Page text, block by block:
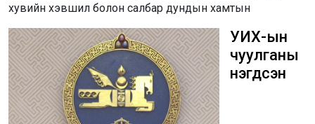
хувийн хэвшил болон салбар дундын хамтын
УИХ-ын
чуулганы
нэгдсэн